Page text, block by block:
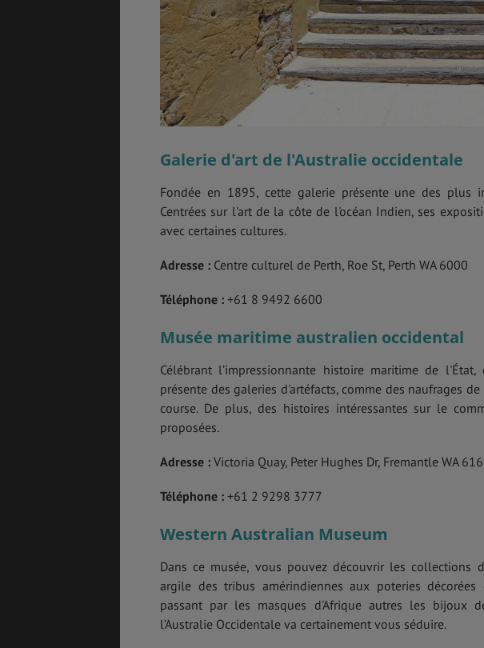
Galerie d'art de l'Australie occidentale
Fondée en 1895, cette galerie présente une des plus
Centrées sur l'art de la côte de l'océan Indien, ses
avec certaines cultures.
Adresse : Centre culturel de Perth, Roe St, Perth WA 6000
Téléphone : +61 8 9492 6600
Musée maritime australien occidental
Célébrant l’impressionnante histoire maritime de
présente des galeries d'artéfacts, comme des naufrages
course. De plus, des histoires intéressantes sur le
proposées.
Adresse : Victoria Quay, Peter Hughes Dr, Fremantle WA
Téléphone : +61 2 9298 3777
Western Australian Museum
Dans ce musée, vous pouvez découvrir les collections
argile des tribus amérindiennes aux poteries
passant par les masques d'Afrique autres les bijoux
l’Australie Occidentale va certainement vous séduire.